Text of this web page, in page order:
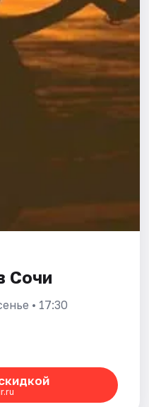
Сочи
• 17:30